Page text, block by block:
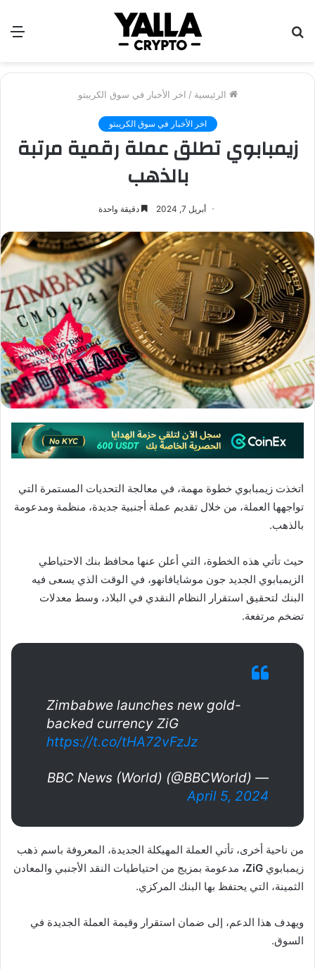
الرئيسية / اخر الأخبار في سوق الكريبتو
اخر الأخبار في سوق الكريبتو
زيمبابوي تطلق عملة رقمية مرتبة
بالذهب
أبريل 7, 2024 دقيقة واحدة
اتخذت زيمبابوي خطوة مهمة، في معالجة التحديات المستمرة التي
تواجهها العملة، من خلال تقديم عملة أجنبية جديدة، منظمة ومدعومة
بالذهب.
حيث تأتي هذه الخطوة، التي أعلن عنها محافظ بنك الاحتياطي
الزيمبابوي الجديد جون موشايافانهو، في الوقت الذي يسعى فيه
البنك لتحقيق استقرار النظام النقدي في البلاد، وسط معدلات
تضخم مرتفعة.
Zimbabwe launches new gold-
backed currency ZiG
https://t.co/tHA72vFzJz
— BBC News (World) (@BBCWorld)
April 5, 2024
من ناحية أخرى، تأتي العملة المهيكلة الجديدة، المعروفة باسم ذهب
زيمبابوي ZiG، مدعومة بمزيج من احتياطيات النقد الأجنبي والمعادن
الثمينة، التي يحتفظ بها البنك المركزي.
ويهدف هذا الدعم، إلى ضمان استقرار وقيمة العملة الجديدة في
السوق.